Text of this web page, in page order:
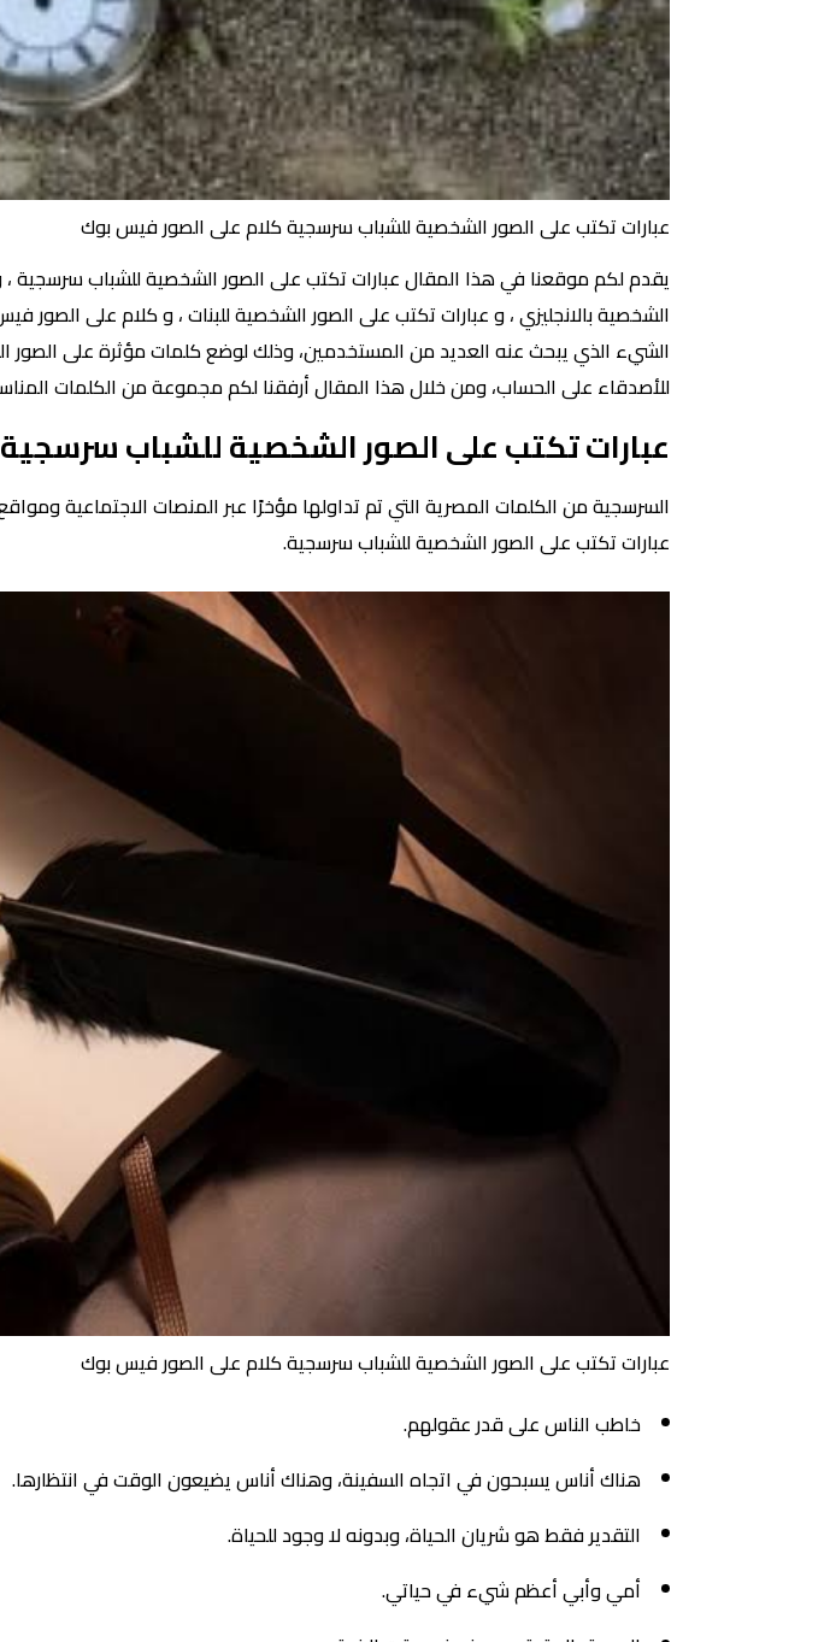
عبارات تكتب على الصور الشخصية للشباب سرسجية كلام على الصور فيس بوك
يقدم لكم موقعنا في هذا المقال عبارات تكتب على الصور الشخصية للشباب سرسجية ،
الشخصية بالانجليزي ، و عبارات تكتب على الصور الشخصية للبنات ، و كلام على الصور
الشيء الذي يبحث عنه العديد من المستخدمين، وذلك لوضع كلمات مؤثرة على الصور
للأصدقاء على الحساب، ومن خلال هذا المقال أرفقنا لكم مجموعة من الكلمات
عبارات تكتب على الصور الشخصية للشباب سرسجية
السرسجية من الكلمات المصرية التي تم تداولها مؤخرًا عبر المنصات الاجتماعية
عبارات تكتب على الصور الشخصية للشباب سرسجية.
عبارات تكتب على الصور الشخصية للشباب سرسجية كلام على الصور فيس بوك
خاطب الناس على قدر عقولهم.
هناك أناس يسبحون في اتجاه السفينة، وهناك أناس يضيعون الوقت في انتظارها.
التقدير فقط هو شريان الحياة، وبدونه لا وجود للحياة.
أمي وأبي أعظم شيء في حياتي.